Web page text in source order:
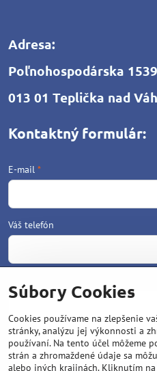
Adresa:
Poľnohospodárska 1539
013 01 Teplička nad
Kontaktný formulár:
E-mail *
Váš telefón
Súbory Cookies
Cookies používame na zlepšenie
stránky, analýzu jej výkonnosti a
používaní. Na tento účel môžeme
strán a zhromaždené údaje sa
alebo iných krajinách. Kliknutím na